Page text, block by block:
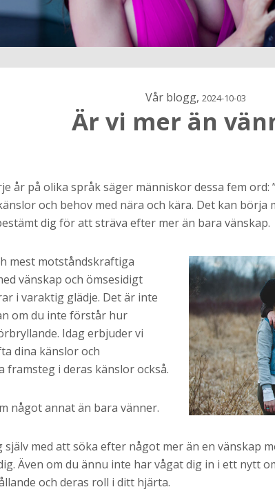
och
hemsidans
när jag
Vår blogg, 2024-10-03
Är vi mer än
år på olika språk säger människor dessa fem ord:
och behov med nära och kära. Det kan börja
dig för att sträva efter mer än bara vänskap.
mest motståndskraftiga
vänskap och ömsesidigt
i varaktig glädje. Det är inte
om du inte förstår hur
Idag erbjuder vi
dina känslor och
i deras känslor också.
något annat än bara vänner.
själv med att söka efter något mer än en vänskap
Även om du ännu inte har vågat dig in i ett nytt
och deras roll i ditt hjärta.